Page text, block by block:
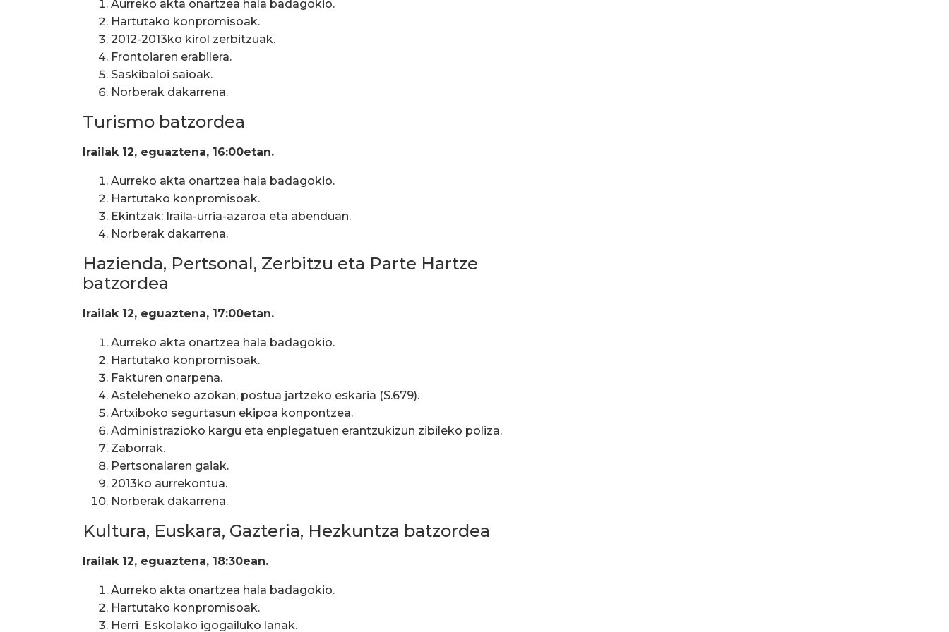
Aurreko akta onartzea hala badagokio.
Hartutako konpromisoak.
2012-2013ko kirol zerbitzuak.
Frontoiaren erabilera.
Saskibaloi saioak.
Norberak dakarrena.
Turismo batzordea
Irailak 12, eguaztena, 16:00etan.
Aurreko akta onartzea hala badagokio.
Hartutako konpromisoak.
Ekintzak: Iraila-urria-azaroa eta abenduan.
Norberak dakarrena.
Hazienda, Pertsonal, Zerbitzu eta Parte Hartze
batzordea
Irailak 12, eguaztena, 17:00etan.
Aurreko akta onartzea hala badagokio.
Hartutako konpromisoak.
Fakturen onarpena.
Asteleheneko azokan, postua jartzeko eskaria (S.679).
Artxiboko segurtasun ekipoa konpontzea.
Administrazioko kargu eta enplegatuen erantzukizun zibileko poliza.
Zaborrak.
Pertsonalaren gaiak.
2013ko aurrekontua.
Norberak dakarrena.
Kultura, Euskara, Gazteria, Hezkuntza batzordea
Irailak 12, eguaztena, 18:30ean.
Aurreko akta onartzea hala badagokio.
Hartutako konpromisoak.
Herri Eskolako igogailuko lanak.